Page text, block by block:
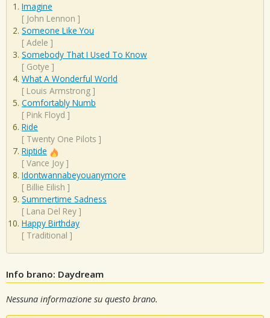
Imagine
[ John Lennon ]
Someone Like You
[ Adele ]
Somebody That I Used To Know
[ Gotye ]
What A Wonderful World
[ Louis Armstrong ]
Comfortably Numb
[ Pink Floyd ]
Ride
[ Twenty One Pilots ]
Riptide
[ Vance Joy ]
Idontwannabeyouanymore
[ Billie Eilish ]
Summertime Sadness
[ Lana Del Rey ]
Happy Birthday
[ Traditional ]
Info brano: Daydream
Nessuna informazione su questo brano.